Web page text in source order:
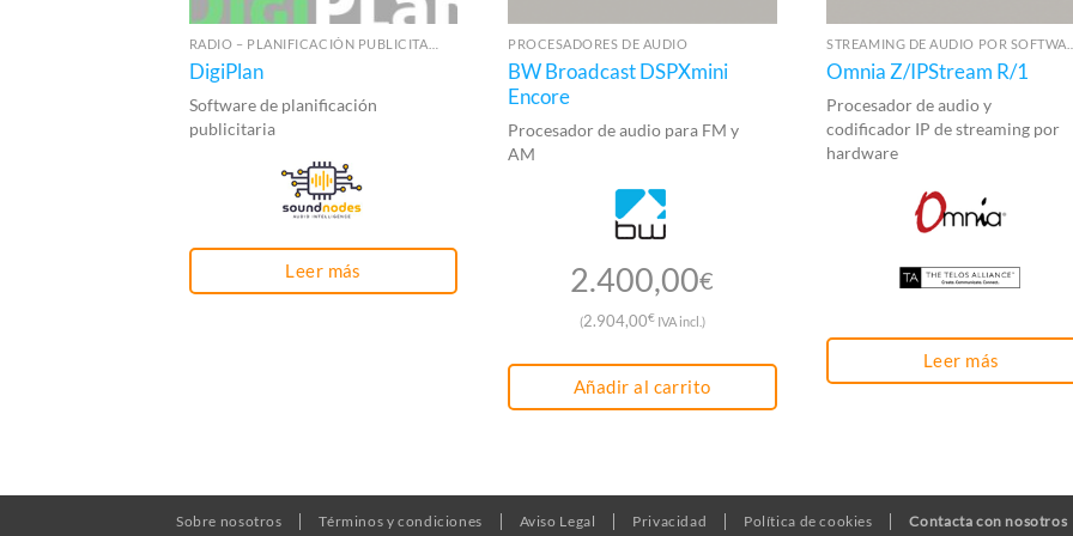
DigiPlan
Software de planificación
publicitaria
Leer más
PROCESADORES DE AUDIO
BW Broadcast DSPXmini
Encore
Procesador de audio para FM y
AM
2.400,00€
(2.904,00€IVA incl.)
Añadir al carrito
Omnia Z/IPStream R/1
Procesador de audio y
codificador IP de streaming por
hardware
Leer más
Sobre nosotros Términos y condiciones Aviso Legal Privacidad Política de cookies Contacta con nosotros